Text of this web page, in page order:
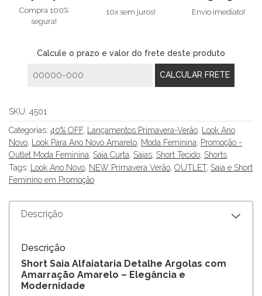
Compra 100%
segura!
10x sem juros! Envio imediato!
Calcule o prazo e valor do frete deste produto
SKU: 4501
Categorias: 40% OFF, Lançamentos Primavera-Verão, Look Ano
Novo, Look Para Ano Novo Amarelo, Moda Feminina, Promoção -
Outlet Moda Feminina, Saia Curta, Saias, Short Tecido, Shorts
Tags: Look Ano Novo, NEW Primavera Verão, OUTLET, Saia e Short
Feminino em Promoção
Descrição
Descrição
Short Saia Alfaiataria Detalhe Argolas com
Amarração Amarelo – Elegância e
Modernidade